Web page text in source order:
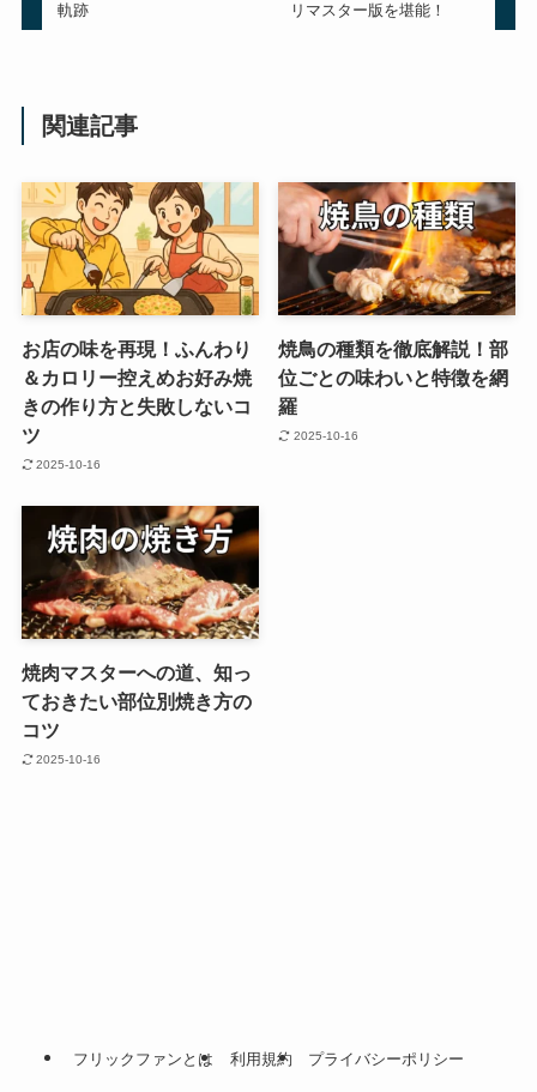
軌跡
リマスター版を堪能！
関連記事
お店の味を再現！ふんわり
＆カロリー控えめお好み焼
きの作り方と失敗しないコ
ツ
2025-10-16
焼鳥の種類を徹底解説！部
位ごとの味わいと特徴を網
羅
2025-10-16
焼肉マスターへの道、知っ
ておきたい部位別焼き方の
コツ
2025-10-16
フリックファンとは 利用規約 プライバシーポリシー